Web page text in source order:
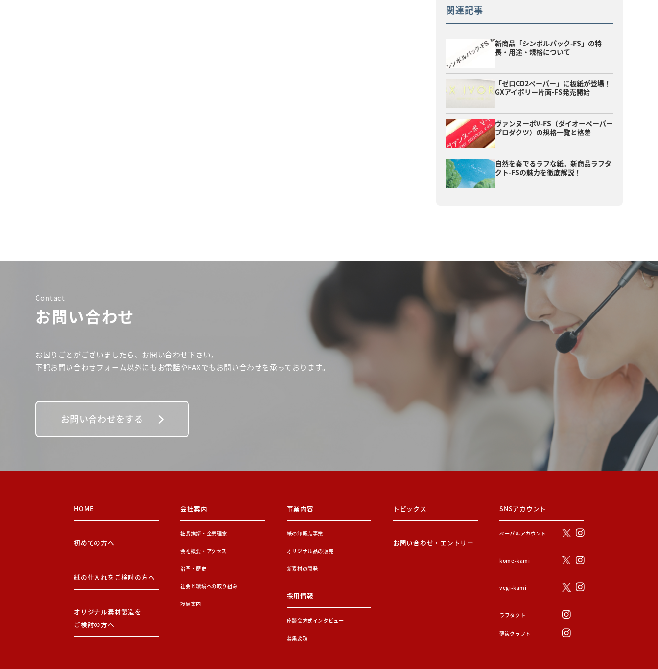
関連記事
新商品「シンボルパック-FS」の特
長・用途・規格について
「ゼロCO2ペーパー」に板紙が登場！
GXアイボリー片面-FS発売開始
ヴァンヌーボV-FS（ダイオーペーパー
プロダクツ）の規格一覧と格差
自然を奏でるラフな紙。新商品ラフタ
クト-FSの魅力を徹底解説！
Contact
お問い合わせ
お困りごとがございましたら、お問い合わせ下さい。
下記お問い合わせフォーム以外にもお電話やFAXでもお問い合わせを承っております。
お問い合わせをする
HOME
初めての方へ
紙の仕入れをご検討の方へ
オリジナル素材製造を
ご検討の方へ
会社案内
社長挨拶・企業理念
会社概要・アクセス
沿革・歴史
社会と環境への取り組み
設備案内
事業内容
紙の卸販売事業
オリジナル品の販売
新素材の開発
採用情報
座談会方式インタビュー
募集要項
トピックス
お問い合わせ・エントリー
SNSアカウント
ぺーパルアカウント
kome-kami
vegi-kami
ラフタクト
薄炭クラフト